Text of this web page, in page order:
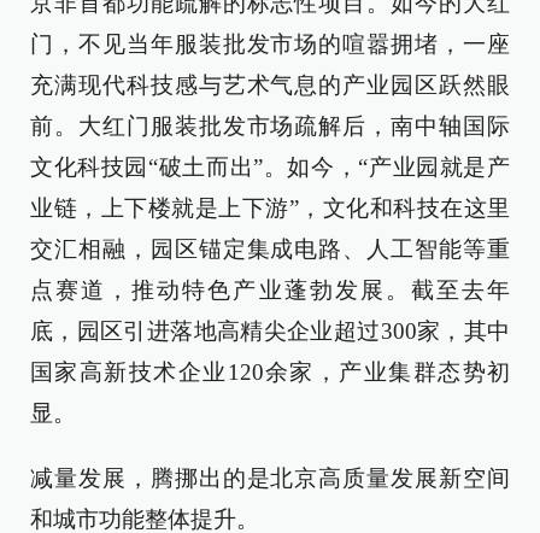
门，不见当年服装批发市场的喧嚣拥堵，一座
充满现代科技感与艺术气息的产业园区跃然眼
前。大红门服装批发市场疏解后，南中轴国际
文化科技园“破土而出”。如今，“产业园就是产
业链，上下楼就是上下游”，文化和科技在这里
交汇相融，园区锚定集成电路、人工智能等重
点赛道，推动特色产业蓬勃发展。截至去年
底，园区引进落地高精尖企业超过300家，其中
国家高新技术企业120余家，产业集群态势初
显。
减量发展，腾挪出的是北京高质量发展新空间
和城市功能整体提升。